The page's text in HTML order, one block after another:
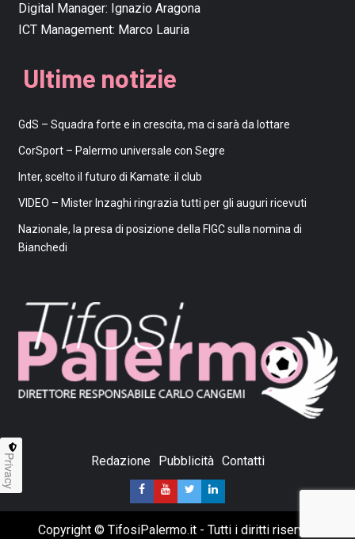
Digital Manager: Ignazio Aragona
ICT Management: Marco Lauria
Ultime notizie
GdS – Squadra forte e in crescita, ma ci sarà da lottare
CorSport – Palermo universale con Segre
Inter, scelto il futuro di Kamate: il club
VIDEO – Mister Inzaghi ringrazia tutti per gli auguri ricevuti
Nazionale, la presa di posizione della FIGC sulla nomina di
Bianchedi
Redazione Pubblicità Contatti
Copyright © TifosiPalermo.it - Tutti i diritti riservati
Privacy